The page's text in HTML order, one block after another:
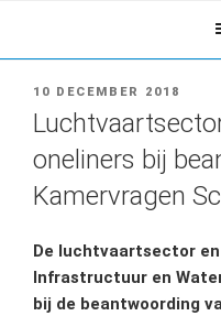
de
inhoudGEPLAATST
OP
10 DECEMBER 2018
oneliners bij
Kamervragen
De luchtvaartsector
Infrastructuur en
bij de beantwoording